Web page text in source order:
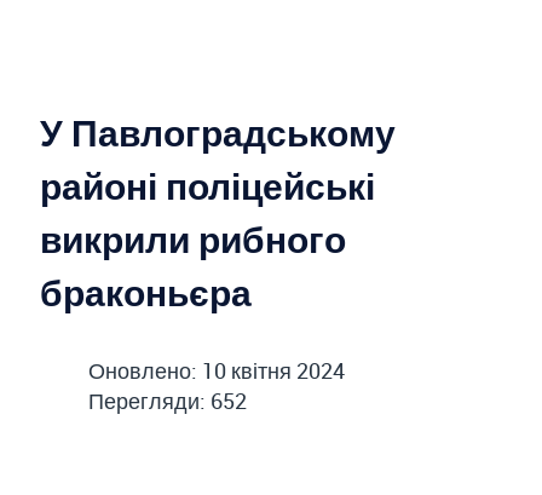
У Павлоградському
районі поліцейські
викрили рибного
браконьєра
Оновлено: 10 квітня 2024
Перегляди: 652